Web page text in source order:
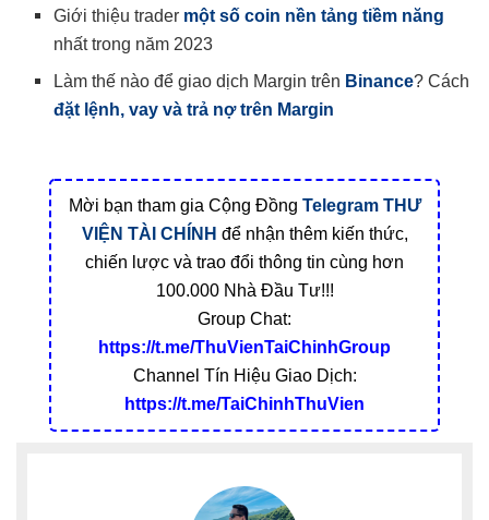
Giới thiệu trader một số coin nền tảng tiềm năng
nhất trong năm 2023
Làm thế nào để giao dịch Margin trên Binance? Cách
đặt lệnh, vay và trả nợ trên Margin
Mời bạn tham gia Cộng Đồng Telegram THƯ
VIỆN TÀI CHÍNH để nhận thêm kiến thức,
chiến lược và trao đổi thông tin cùng hơn
100.000 Nhà Đầu Tư!!!
Group Chat:
https://t.me/ThuVienTaiChinhGroup
Channel Tín Hiệu Giao Dịch:
https://t.me/TaiChinhThuVien